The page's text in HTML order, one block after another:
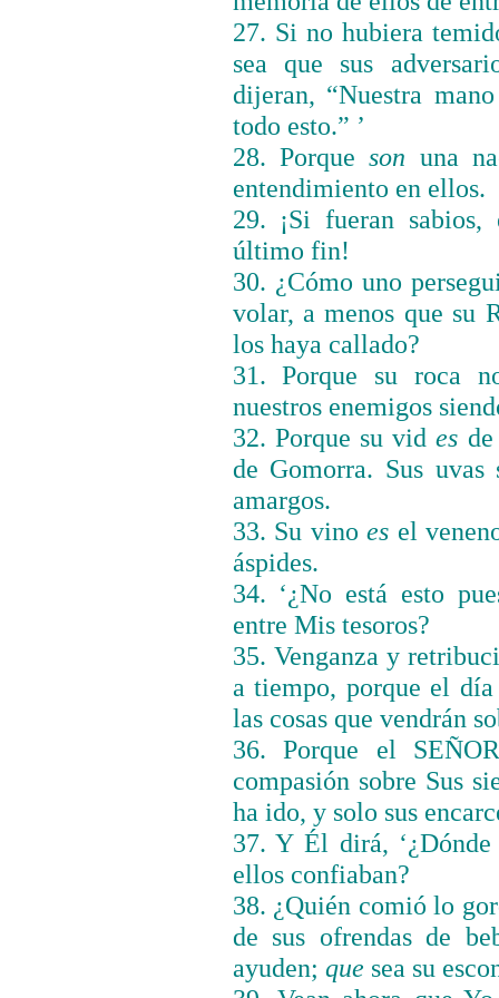
27. Si no hubiera
sea que sus
dijeran, “Nuestra
todo esto.” ’
28. Porqueson una
entendimiento en ellos.
29. ¡Si fueran sabios,
último fin!
30. ¿Cómo uno
volar, a menos que su
los haya callado?
31. Porque su roca
nuestros enemigos
32. Porque su vides
de Gomorra. Sus
amargos.
33. Su vinoes el
áspides.
34. ‘¿No está esto
entre Mis tesoros?
35. Venganza y
a tiempo, porque el
las cosas que vendrán
36. Porque el SEÑOR
compasión sobre Sus
ha ido, y solo sus
37. Y Él dirá,
ellos confiaban?
38. ¿Quién comió lo
de sus ofrendas de
ayuden; que sea su